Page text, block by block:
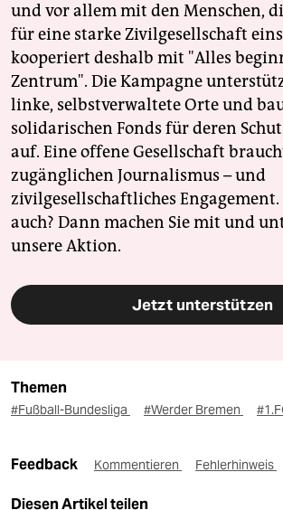
und vor allem mit den Menschen,
für eine starke Zivilgesellschaft
kooperiert deshalb mit "Alles
Zentrum". Die Kampagne
linke, selbstverwaltete Orte und
solidarischen Fonds für deren
auf. Eine offene Gesellschaft
zugänglichen Journalismus – und
zivilgesellschaftliches Engagement.
auch? Dann machen Sie mit und
unsere Aktion.
Jetzt unterstützen
Themen
#Fußball-Bundesliga #Werder Bremen
Feedback Kommentieren Fehlerhinweis
Diesen Artikel teilen